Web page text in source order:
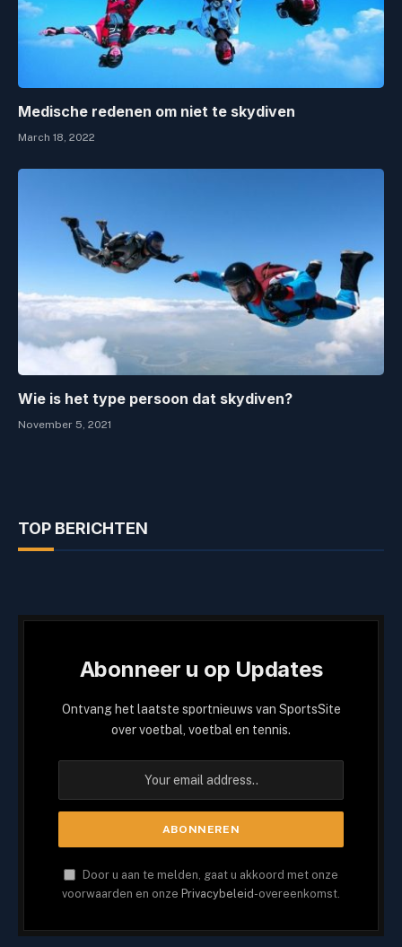
Medische redenen om niet te skydiven
March 18, 2022
Wie is het type persoon dat skydiven?
November 5, 2021
TOP BERICHTEN
Abonneer u op Updates
Ontvang het laatste sportnieuws van SportsSite
over voetbal, voetbal en tennis.
Door u aan te melden, gaat u akkoord met onze
voorwaarden en onze Privacybeleid-overeenkomst.